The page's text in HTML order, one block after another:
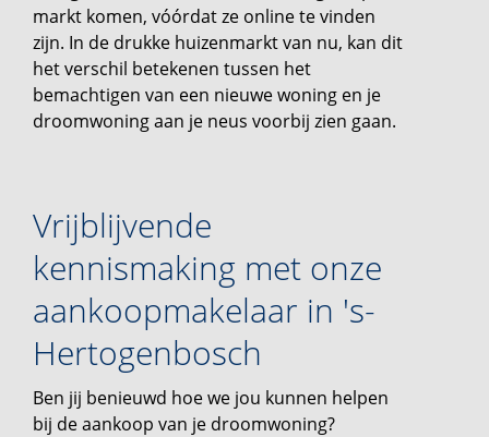
markt komen, vóórdat ze online te vinden
zijn. In de drukke huizenmarkt van nu, kan dit
het verschil betekenen tussen het
bemachtigen van een nieuwe woning en je
droomwoning aan je neus voorbij zien gaan.
Vrijblijvende
kennismaking met onze
aankoopmakelaar in 's-
Hertogenbosch
Ben jij benieuwd hoe we jou kunnen helpen
bij de aankoop van je droomwoning?